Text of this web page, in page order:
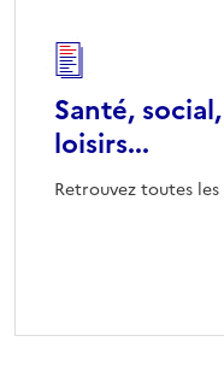
Santé,
loisirs...
Retrouvez toutes